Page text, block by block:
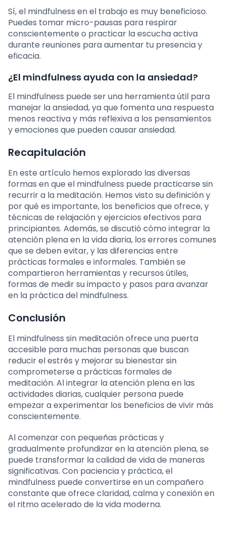
Sí, el mindfulness en el trabajo es muy beneficioso.
Puedes tomar micro-pausas para respirar
conscientemente o practicar la escucha activa
durante reuniones para aumentar tu presencia y
eficacia.
¿El mindfulness ayuda con la ansiedad?
El mindfulness puede ser una herramienta útil para
manejar la ansiedad, ya que fomenta una respuesta
menos reactiva y más reflexiva a los pensamientos
y emociones que pueden causar ansiedad.
Recapitulación
En este artículo hemos explorado las diversas
formas en que el mindfulness puede practicarse sin
recurrir a la meditación. Hemos visto su definición y
por qué es importante, los beneficios que ofrece, y
técnicas de relajación y ejercicios efectivos para
principiantes. Además, se discutió cómo integrar la
atención plena en la vida diaria, los errores comunes
que se deben evitar, y las diferencias entre
prácticas formales e informales. También se
compartieron herramientas y recursos útiles,
formas de medir su impacto y pasos para avanzar
en la práctica del mindfulness.
Conclusión
El mindfulness sin meditación ofrece una puerta
accesible para muchas personas que buscan
reducir el estrés y mejorar su bienestar sin
comprometerse a prácticas formales de
meditación. Al integrar la atención plena en las
actividades diarias, cualquier persona puede
empezar a experimentar los beneficios de vivir más
conscientemente.
Al comenzar con pequeñas prácticas y
gradualmente profundizar en la atención plena, se
puede transformar la calidad de vida de maneras
significativas. Con paciencia y práctica, el
mindfulness puede convertirse en un compañero
constante que ofrece claridad, calma y conexión en
el ritmo acelerado de la vida moderna.